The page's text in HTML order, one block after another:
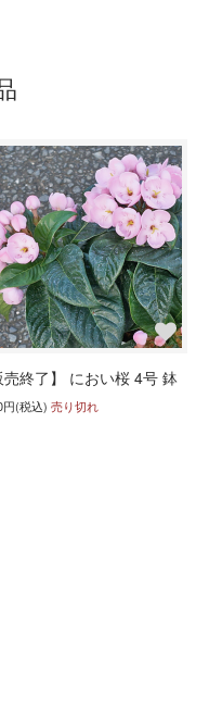
売終了】 におい桜 4号 鉢
円(税込) 売り切れ